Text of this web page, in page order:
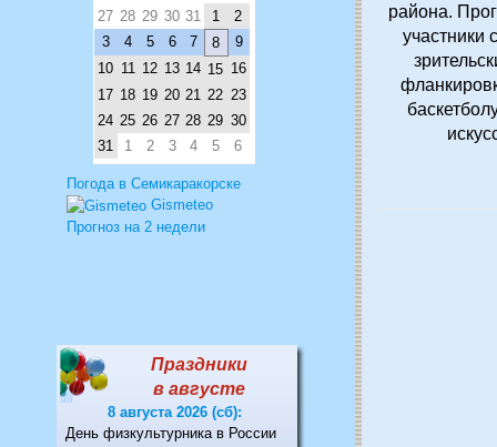
27 28 29 30 31 1
2
3
4 5 6 7 8
9
10 11 12 13 14 15 16
17 18 19 20 21 22 23
24 25 26 27 28 29 30
31
1 2 3 4 5 6
Погода в Семикаракорске
Gismeteo
Прогноз на 2 недели
Праздники
в августе
8 августа 2026 (сб):
День физкультурника в России
района.
участники